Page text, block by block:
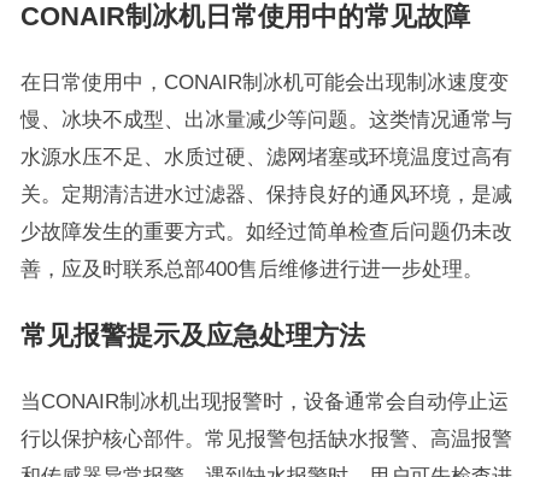
CONAIR制冰机日常使用中的常见故障
在日常使用中，CONAIR制冰机可能会出现制冰速度变
慢、冰块不成型、出冰量减少等问题。这类情况通常与
水源水压不足、水质过硬、滤网堵塞或环境温度过高有
关。定期清洁进水过滤器、保持良好的通风环境，是减
少故障发生的重要方式。如经过简单检查后问题仍未改
善，应及时联系总部400售后维修进行进一步处理。
常见报警提示及应急处理方法
当CONAIR制冰机出现报警时，设备通常会自动停止运
行以保护核心部件。常见报警包括缺水报警、高温报警